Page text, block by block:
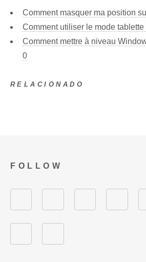
Comment masquer ma position
Comment utiliser le mode
Comment mettre à niveau
0
RELACIONADO
FOLLOW